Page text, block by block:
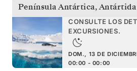
Península Antártica,Antártida
CONSULTE LOS
EXCURSIONES.
DOM., 13 DE
00:00 - 00:00